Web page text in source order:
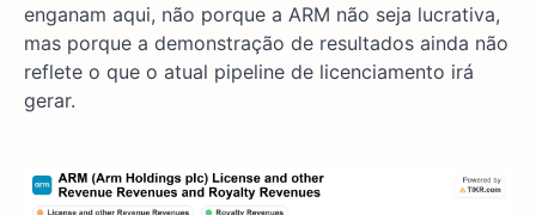
enganam aqui, não porque a ARM não seja lucrativa,
mas porque a demonstração de resultados ainda não
reflete o que o atual pipeline de licenciamento irá
gerar.